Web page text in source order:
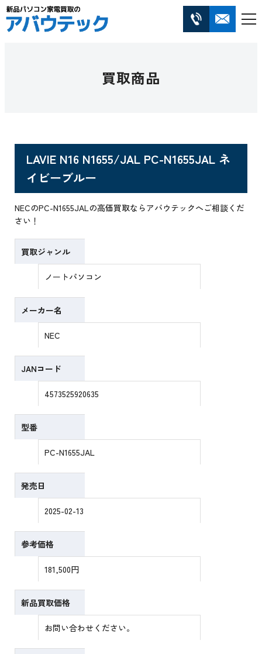
買取商品
LAVIE N16 N1655/JAL PC-N1655JAL ネ
イビーブルー
NECのPC-N1655JALの高価買取ならアバウテックへご相談くだ
さい！
買取ジャンル
ノートパソコン
メーカー名
NEC
JANコード
4573525920635
型番
PC-N1655JAL
発売日
2025-02-13
参考価格
181,500円
新品買取価格
お問い合わせください。